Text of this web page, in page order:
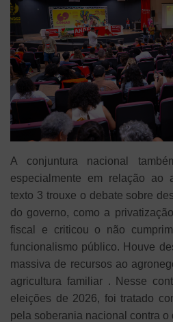
A conjuntura nacional
especialmente em relação ao
texto 3 trouxe o debate sobre
do governo, como a
fiscal e criticou o não
funcionalismo público. Houve
massiva de recursos ao
agricultura familiar . Nesse
eleições de 2026, foi tratado
pela soberania nacional contra o